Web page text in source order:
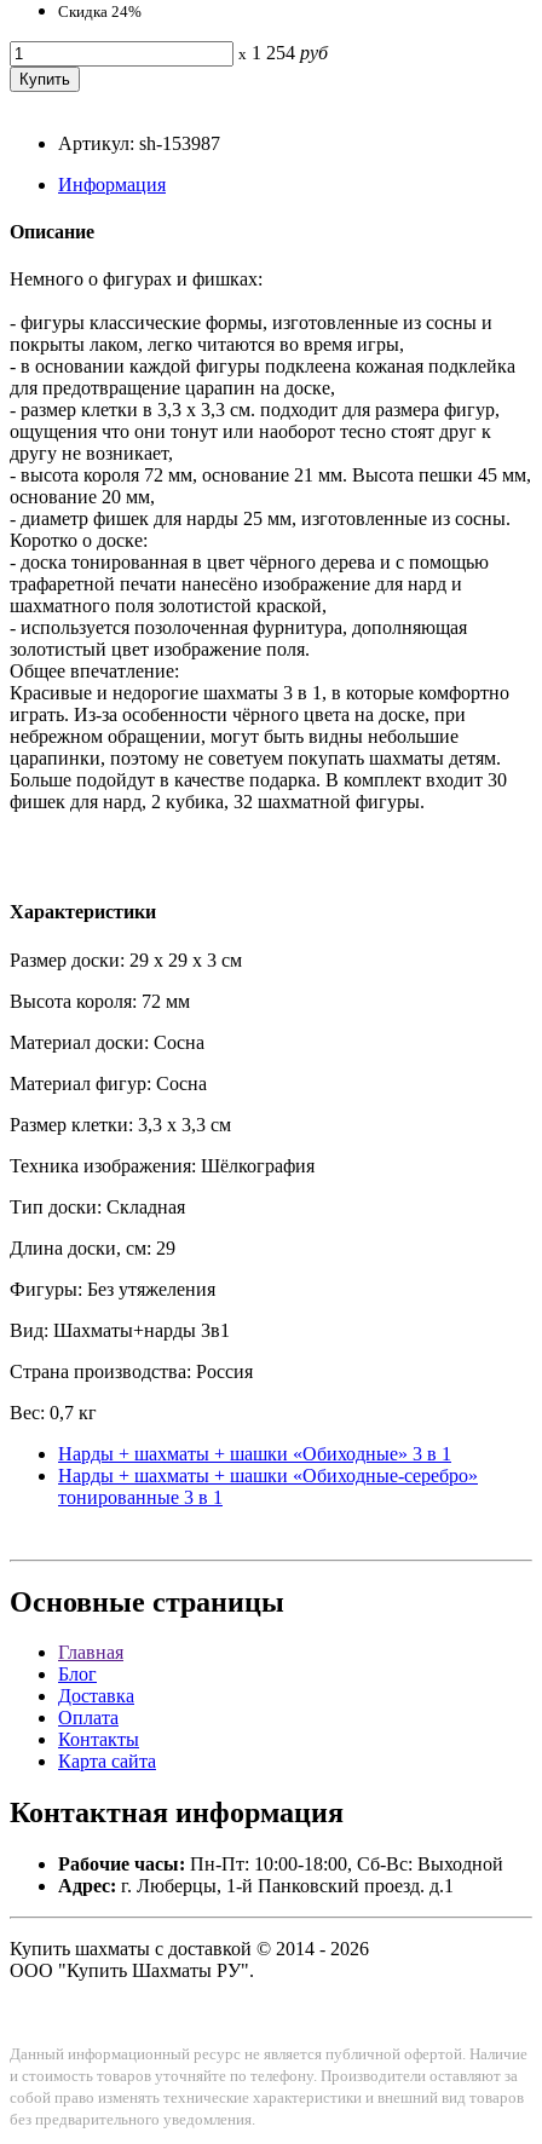
Скидка 24%
x 1 254 руб
Артикул: sh-153987
Информация
Описание
Немного о фигурах и фишках:
- фигуры классические формы, изготовленные из сосны и
покрыты лаком, легко читаются во время игры,
- в основании каждой фигуры подклеена кожаная подклейка
для предотвращение царапин на доске,
- размер клетки в 3,3 x 3,3 см. подходит для размера фигур,
ощущения что они тонут или наоборот тесно стоят друг к
другу не возникает,
- высота короля 72 мм, основание 21 мм. Высота пешки 45 мм,
основание 20 мм,
- диаметр фишек для нарды 25 мм, изготовленные из сосны.
Коротко о доске:
- доска тонированная в цвет чёрного дерева и с помощью
трафаретной печати нанесёно изображение для нард и
шахматного поля золотистой краской,
- используется позолоченная фурнитура, дополняющая
золотистый цвет изображение поля.
Общее впечатление:
Красивые и недорогие шахматы 3 в 1, в которые комфортно
играть. Из-за особенности чёрного цвета на доске, при
небрежном обращении, могут быть видны небольшие
царапинки, поэтому не советуем покупать шахматы детям.
Больше подойдут в качестве подарка. В комплект входит 30
фишек для нард, 2 кубика, 32 шахматной фигуры.
Характеристики
Размер доски: 29 x 29 x 3 см
Высота короля: 72 мм
Материал доски: Сосна
Материал фигур: Сосна
Размер клетки: 3,3 x 3,3 см
Техника изображения: Шёлкография
Тип доски: Складная
Длина доски, см: 29
Фигуры: Без утяжеления
Вид: Шахматы+нарды 3в1
Страна производства: Россия
Вес: 0,7 кг
Нарды + шахматы + шашки «Обиходные» 3 в 1
Нарды + шахматы + шашки «Обиходные-серебро»
тонированные 3 в 1
Основные страницы
Главная
Блог
Доставка
Оплата
Контакты
Карта сайта
Контактная информация
Рабочие часы: Пн-Пт: 10:00-18:00, Сб-Вс: Выходной
Адрес: г. Люберцы, 1-й Панковский проезд. д.1
Купить шахматы с доставкой © 2014 - 2026
ООО "Купить Шахматы РУ".
Данный информационный ресурс не является публичной офертой. Наличие
и стоимость товаров уточняйте по телефону. Производители оставляют за
собой право изменять технические характеристики и внешний вид товаров
без предварительного уведомления.